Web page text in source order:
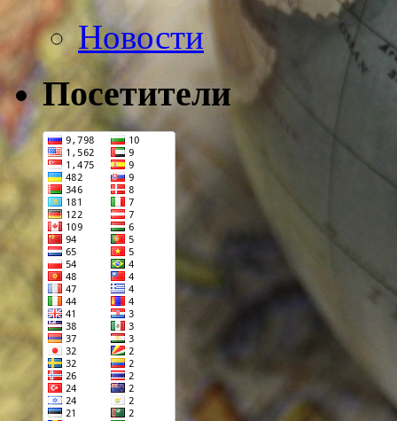
Новости
Посетители